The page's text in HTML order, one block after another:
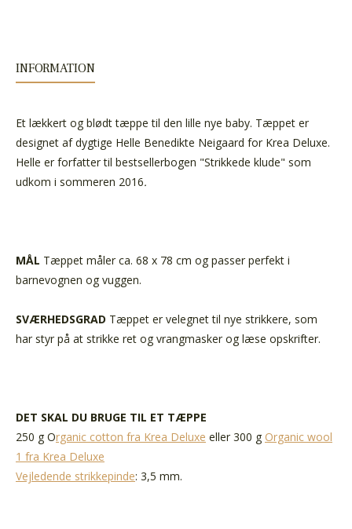
INFORMATION
Et lækkert og blødt tæppe til den lille nye baby. Tæppet er
designet af dygtige Helle Benedikte Neigaard for Krea Deluxe.
Helle er forfatter til bestsellerbogen "Strikkede klude" som
udkom i sommeren 2016.
MÅL Tæppet måler ca. 68 x 78 cm og passer perfekt i
barnevognen og vuggen.
SVÆRHEDSGRAD Tæppet er velegnet til nye strikkere, som
har styr på at strikke ret og vrangmasker og læse opskrifter.
DET SKAL DU BRUGE TIL ET TÆPPE
250 g Organic cotton fra Krea Deluxe eller 300 g Organic wool
1 fra Krea Deluxe
Vejledende strikkepinde: 3,5 mm.